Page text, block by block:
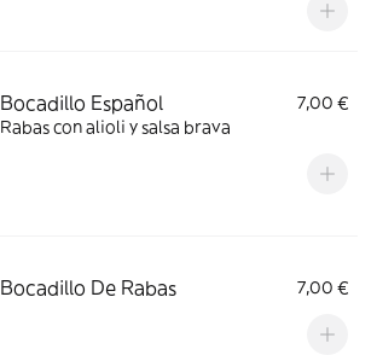
Bocadillo Español
7,00 €
Rabas con alioli y salsa brava
Bocadillo De Rabas 7,00 €